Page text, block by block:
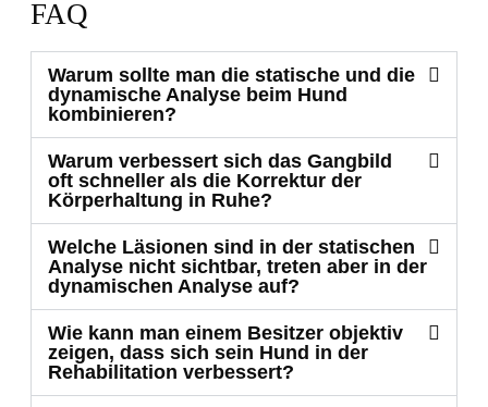
FAQ
Warum sollte man die statische und die
dynamische Analyse beim Hund
kombinieren?
Warum verbessert sich das Gangbild
oft schneller als die Korrektur der
Körperhaltung in Ruhe?
Welche Läsionen sind in der statischen
Analyse nicht sichtbar, treten aber in der
dynamischen Analyse auf?
Wie kann man einem Besitzer objektiv
zeigen, dass sich sein Hund in der
Rehabilitation verbessert?